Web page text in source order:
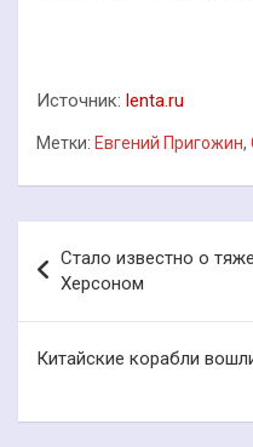
Источник: lenta.ru
Метки: Евгений Пригожин,
по
записям
Стало известно о
Херсоном
Китайские корабли